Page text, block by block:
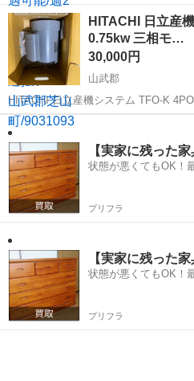
パワーグループなら... ✨高時給で稼げる！ ✨ライフスタイルに合わせ
千葉 山武郡
HITACHI 日立産
0.75kw 三相モ…
30,000円
山武郡
HITACHI 日立産機システム TFO-K
IOOV/200v 50/60Hz 4P コンデン
ボールは開封してありますが新品未使用
千葉 山武郡
【実家に残った
状態が悪くてもOK！
プリフラ
【実家に残った
状態が悪くてもOK！
プリフラ